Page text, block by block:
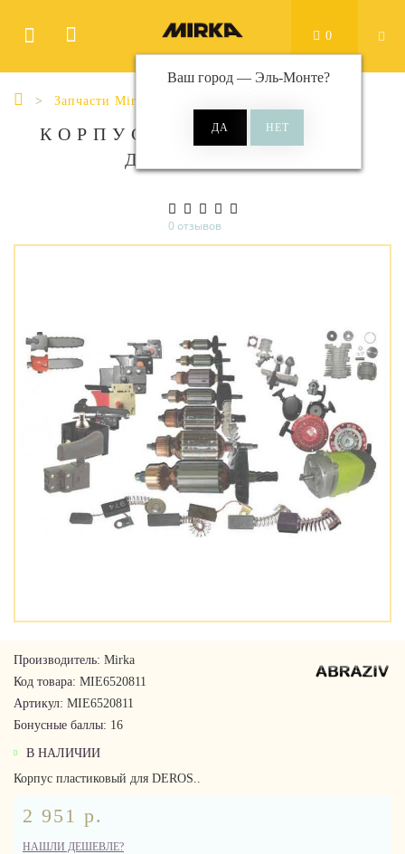
Ваш город — Эль-Монте?
0
Запчасти Mirka
КОРПУС ПЛАСТИКОВЫЙ
ДЛЯ DEROS
0 отзывов
Производитель: Mirka
Код товара: MIE6520811
Артикул: MIE6520811
Бонусные баллы: 16
В НАЛИЧИИ
Корпус пластиковый для DEROS..
2 951 р.
НАШЛИ ДЕШЕВЛЕ?